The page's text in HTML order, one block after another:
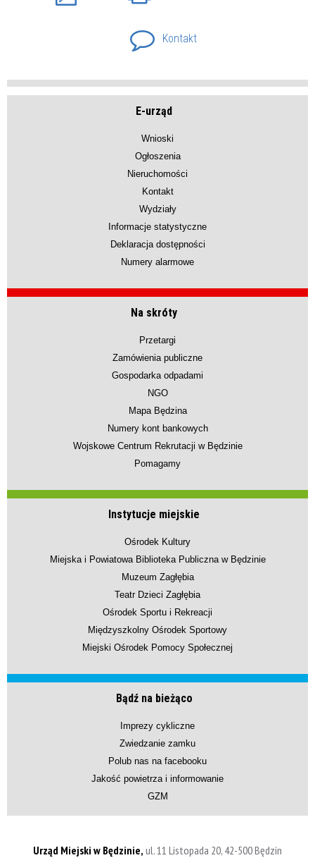
Kontakt
E-urząd
Wnioski
Ogłoszenia
Nieruchomości
Kontakt
Wydziały
Informacje statystyczne
Deklaracja dostępności
Numery alarmowe
Na skróty
Przetargi
Zamówienia publiczne
Gospodarka odpadami
NGO
Mapa Będzina
Numery kont bankowych
Wojskowe Centrum Rekrutacji w Będzinie
Pomagamy
Instytucje miejskie
Ośrodek Kultury
Miejska i Powiatowa Biblioteka Publiczna w Będzinie
Muzeum Zagłębia
Teatr Dzieci Zagłębia
Ośrodek Sportu i Rekreacji
Międzyszkolny Ośrodek Sportowy
Miejski Ośrodek Pomocy Społecznej
Bądź na bieżąco
Imprezy cykliczne
Zwiedzanie zamku
Polub nas na facebooku
Jakość powietrza i informowanie
GZM
Urząd Miejski w Będzinie, ul. 11 Listopada 20, 42-500 Będzin